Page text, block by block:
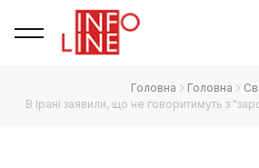
Головна Головна
В Ірані заявили, що не говоритимуть з